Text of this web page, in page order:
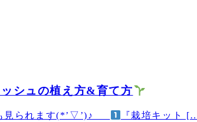
シュの植え方&育て方
見られます(*’▽’)♪ 『栽培キット